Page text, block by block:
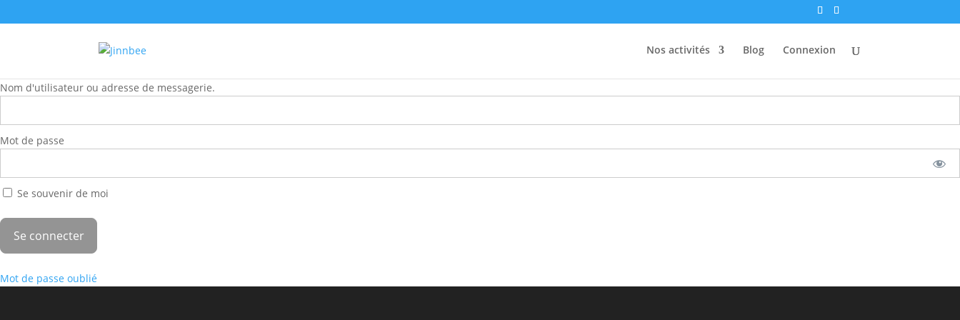
Nos activités Blog Connexion
Nom d'utilisateur ou adresse de messagerie.
Mot de passe
Se souvenir de moi
Mot de passe oublié